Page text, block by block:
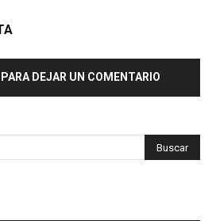
PARA DEJAR UN COMENTARIO